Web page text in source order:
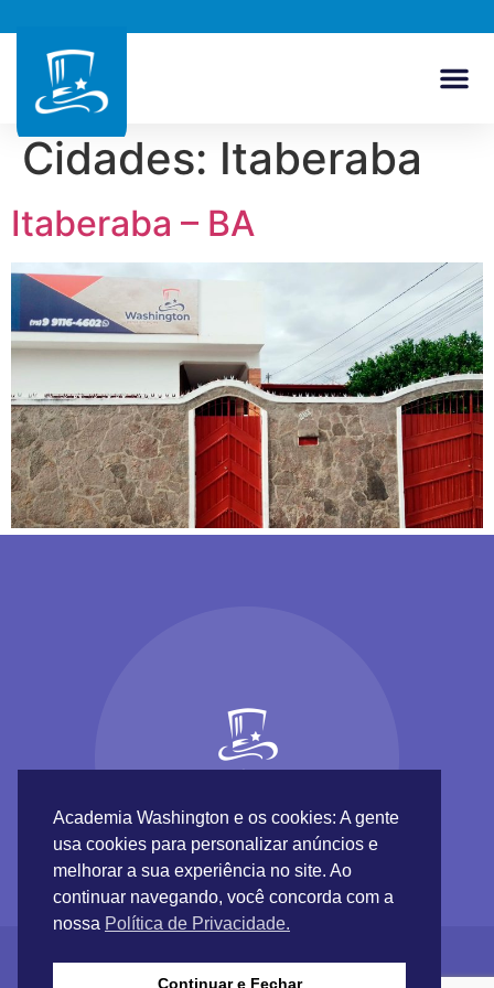
Cidades: Itaberaba
Itaberaba – BA
Academia Washington e os cookies: A gente
usa cookies para personalizar anúncios e
melhorar a sua experiência no site. Ao
continuar navegando, você concorda com a
nossa Política de Privacidade.
Continuar e Fechar